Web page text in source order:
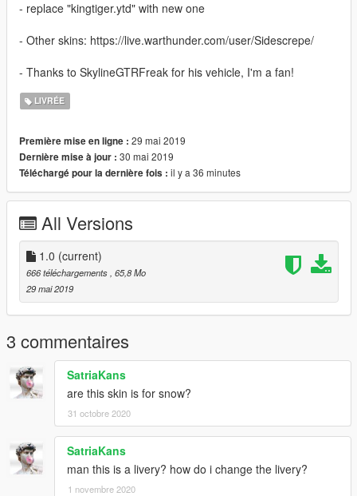
- replace "kingtiger.ytd" with new one
- Other skins: https://live.warthunder.com/user/Sidescrepe/
- Thanks to SkylineGTRFreak for his vehicle, I'm a fan!
LIVRÉE
Première mise en ligne : 29 mai 2019
Dernière mise à jour : 30 mai 2019
Téléchargé pour la dernière fois : il y a 36 minutes
All Versions
1.0 (current)
666 téléchargements , 65,8 Mo
29 mai 2019
3 commentaires
SatriaKans
are this skin is for snow?
31 octobre 2020
SatriaKans
man this is a livery? how do i change the livery?
1 novembre 2020